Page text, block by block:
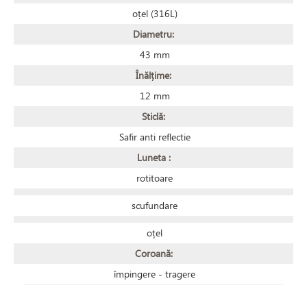
oțel (316L)
Diametru:
43 mm
Înălțime:
12 mm
Sticlă:
Safir anti reflectie
Luneta :
rotitoare
scufundare
oțel
Coroană:
împingere - tragere